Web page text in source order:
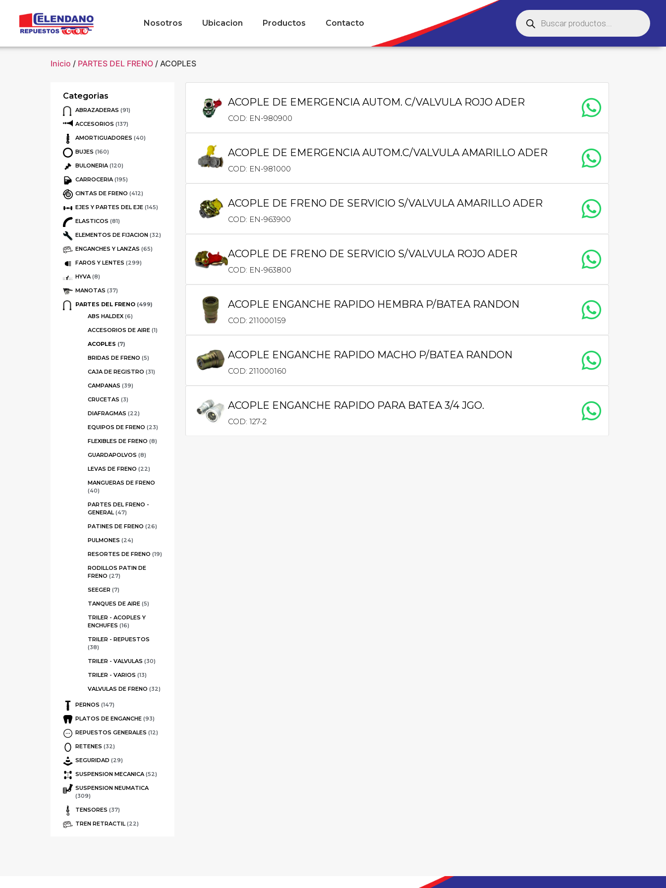
Nosotros Ubicacion Productos Contacto
Inicio / PARTES DEL FRENO / ACOPLES
Categorias
ABRAZADERAS (91)
ACCESORIOS (137)
AMORTIGUADORES (40)
BUJES (160)
BULONERIA (120)
CARROCERIA (195)
CINTAS DE FRENO (412)
EJES Y PARTES DEL EJE (145)
ELASTICOS (81)
ELEMENTOS DE FIJACION (32)
ENGANCHES Y LANZAS (65)
FAROS Y LENTES (299)
HYVA (8)
MANOTAS (37)
PARTES DEL FRENO (499)
ABS HALDEX (6)
ACCESORIOS DE AIRE (1)
ACOPLES (7)
BRIDAS DE FRENO (5)
CAJA DE REGISTRO (31)
CAMPANAS (39)
CRUCETAS (3)
DIAFRAGMAS (22)
EQUIPOS DE FRENO (23)
FLEXIBLES DE FRENO (8)
GUARDAPOLVOS (8)
LEVAS DE FRENO (22)
MANGUERAS DE FRENO
(40)
PARTES DEL FRENO -
GENERAL (47)
PATINES DE FRENO (26)
PULMONES (24)
RESORTES DE FRENO (19)
RODILLOS PATIN DE
FRENO (27)
SEEGER (7)
TANQUES DE AIRE (5)
TRILER - ACOPLES Y
ENCHUFES (16)
TRILER - REPUESTOS
(38)
TRILER - VALVULAS (30)
TRILER - VARIOS (13)
VALVULAS DE FRENO (32)
PERNOS (147)
PLATOS DE ENGANCHE (93)
REPUESTOS GENERALES (12)
RETENES (32)
SEGURIDAD (29)
SUSPENSION MECANICA (52)
SUSPENSION NEUMATICA
(309)
TENSORES (37)
TREN RETRACTIL (22)
ACOPLE DE EMERGENCIA AUTOM. C/VALVULA ROJO ADER
COD: EN-980900
ACOPLE DE EMERGENCIA AUTOM.C/VALVULA AMARILLO ADER
COD: EN-981000
ACOPLE DE FRENO DE SERVICIO S/VALVULA AMARILLO ADER
COD: EN-963900
ACOPLE DE FRENO DE SERVICIO S/VALVULA ROJO ADER
COD: EN-963800
ACOPLE ENGANCHE RAPIDO HEMBRA P/BATEA RANDON
COD: 211000159
ACOPLE ENGANCHE RAPIDO MACHO P/BATEA RANDON
COD: 211000160
ACOPLE ENGANCHE RAPIDO PARA BATEA 3/4 JGO.
COD: 127-2